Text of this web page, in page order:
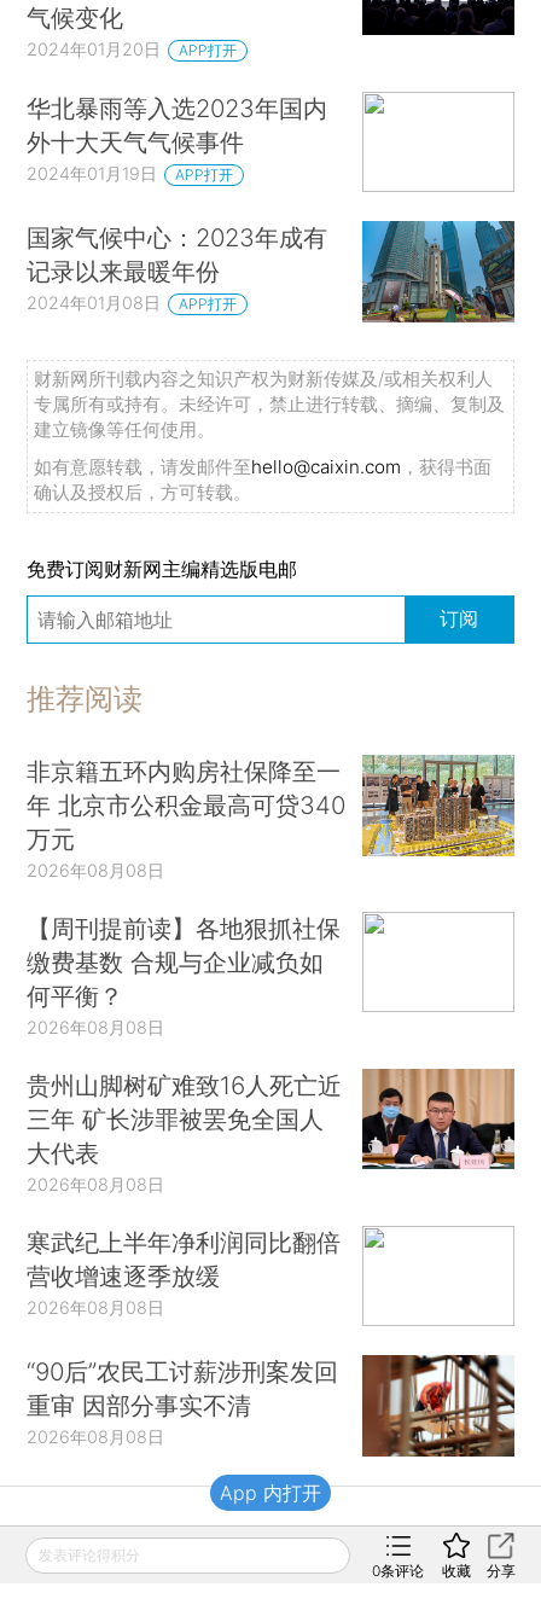
气候变化
2024年01月20日 APP打开
华北暴雨等入选2023年国内
外十大天气气候事件
2024年01月19日 APP打开
国家气候中心：2023年成有
记录以来最暖年份
2024年01月08日 APP打开
财新网所刊载内容之知识产权为财新传媒及/或相关权利人
专属所有或持有。未经许可，禁止进行转载、摘编、复制及
建立镜像等任何使用。
如有意愿转载，请发邮件至hello@caixin.com ，获得书面
确认及授权后，方可转载。
免费订阅财新网主编精选版电邮
订阅
推荐阅读
非京籍五环内购房社保降至一
年 北京市公积金最高可贷340
万元
2026年08月08日
【周刊提前读】各地狠抓社保
缴费基数 合规与企业减负如
何平衡？
2026年08月08日
贵州山脚树矿难致16人死亡近
三年 矿长涉罪被罢免全国人
大代表
2026年08月08日
寒武纪上半年净利润同比翻倍
营收增速逐季放缓
2026年08月08日
“90后”农民工讨薪涉刑案发回
重审 因部分事实不清
2026年08月08日
财新移动
发表评论得积分
0条评论 收藏 分享
App 内打开